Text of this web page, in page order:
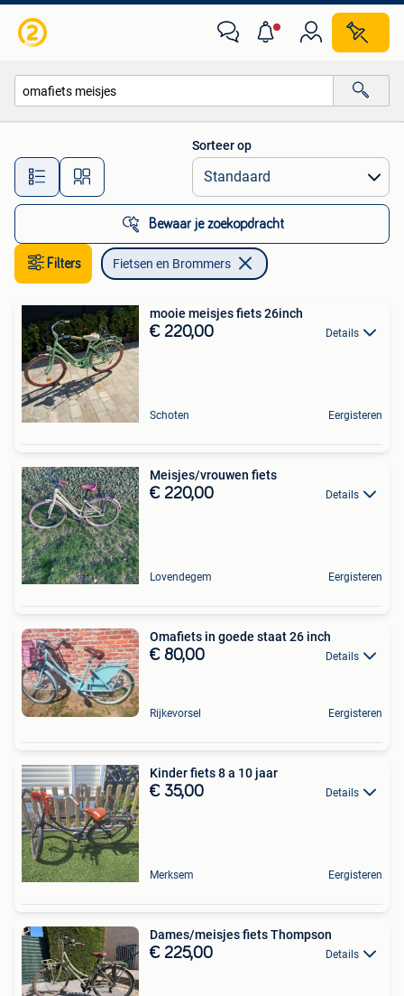
Alle afstanden…
Sorteer op
Bewaar je zoekopdracht
Filters Fietsen en Brommers
mooie meisjes fiets 26inch
€ 220,00 Details
Schoten Eergisteren
Meisjes/vrouwen fiets
€ 220,00 Details
Lovendegem Eergisteren
Omafiets in goede staat 26 inch
€ 80,00 Details
Rijkevorsel Eergisteren
Kinder fiets 8 a 10 jaar
€ 35,00 Details
Merksem Eergisteren
Dames/meisjes fiets Thompson
€ 225,00 Details